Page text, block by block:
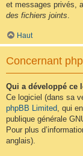
et messages privés,
des fichiers joints
Haut
Concernant
Qui a développé ce
Ce logiciel (dans sa
phpBB Limited, qui
publique générale
Pour plus
anglais).